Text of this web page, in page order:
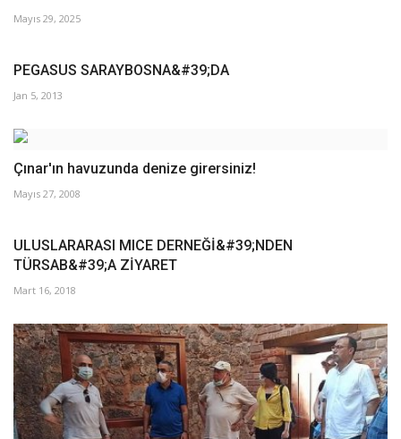
Mayıs 29, 2025
PEGASUS SARAYBOSNA&#39;DA
Jan 5, 2013
Çınar'ın havuzunda denize girersiniz!
Mayıs 27, 2008
ULUSLARARASI MICE DERNEĞİ&#39;NDEN
TÜRSAB&#39;A ZİYARET
Mart 16, 2018